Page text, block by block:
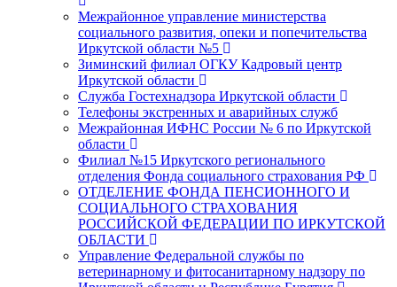
Межрайонное управление министерства
социального развития, опеки и попечительства
Иркутской области №5
Зиминский филиал ОГКУ Кадровый центр
Иркутской области
Служба Гостехнадзора Иркутской области
Телефоны экстренных и аварийных служб
Межрайонная ИФНС России № 6 по Иркутской
области
Филиал №15 Иркутского регионального
отделения Фонда социального страхования РФ
ОТДЕЛЕНИЕ ФОНДА ПЕНСИОННОГО И
СОЦИАЛЬНОГО СТРАХОВАНИЯ
РОССИЙСКОЙ ФЕДЕРАЦИИ ПО ИРКУТСКОЙ
ОБЛАСТИ
Управление Федеральной службы по
ветеринарному и фитосанитарному надзору по